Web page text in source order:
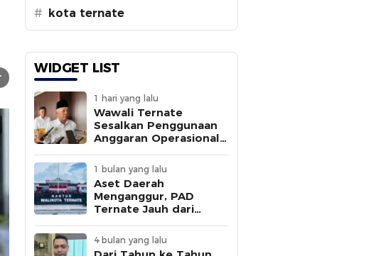
# kota ternate
WIDGET LIST
1 hari yang lalu
Wawali Ternate
Sesalkan Penggunaan
Anggaran Operasional
Sepengetahuannya
1 bulan yang lalu
Aset Daerah
Menganggur, PAD
Ternate Jauh dari
4 bulan yang lalu